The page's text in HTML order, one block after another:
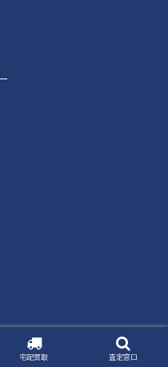
宅配買取 査定窓口